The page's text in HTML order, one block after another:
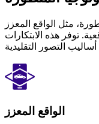
مثل الواقع المعزز
توفر هذه الابتكارات
الواقع المعزز